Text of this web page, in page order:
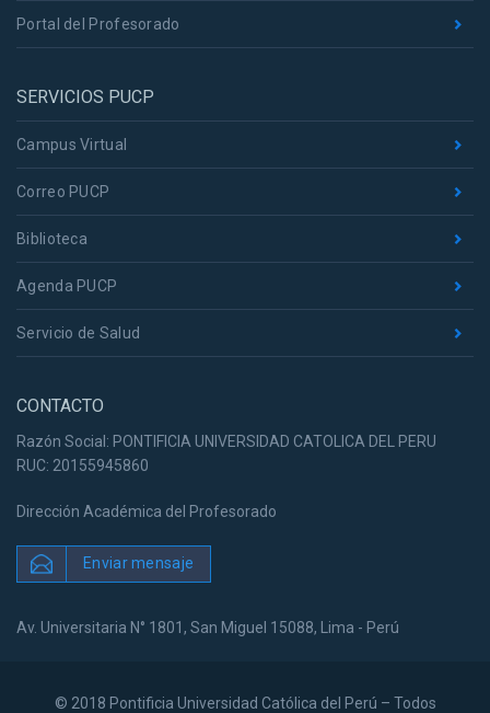
Portal del Profesorado
SERVICIOS PUCP
Campus Virtual
Correo PUCP
Biblioteca
Agenda PUCP
Servicio de Salud
CONTACTO
Razón Social: PONTIFICIA UNIVERSIDAD CATOLICA DEL PERU
RUC: 20155945860
Dirección Académica del Profesorado
Enviar mensaje
Av. Universitaria N° 1801, San Miguel 15088, Lima - Perú
© 2018 Pontificia Universidad Católica del Perú – Todos